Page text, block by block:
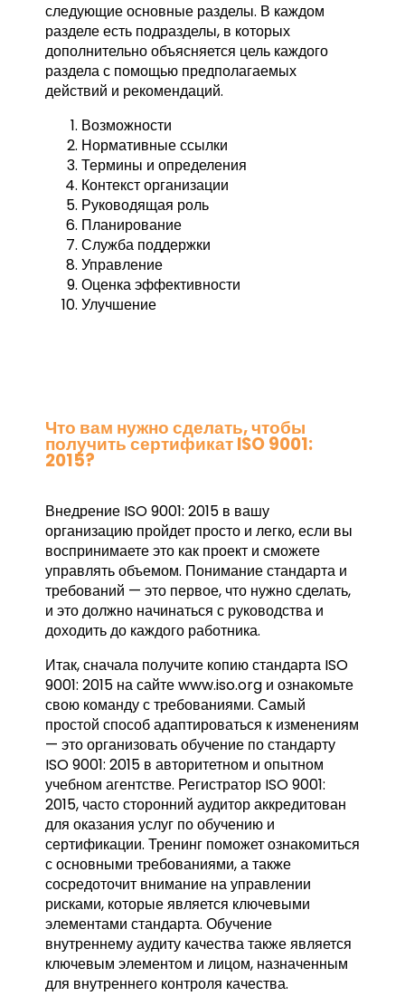
следующие основные разделы. В каждом
разделе есть подразделы, в которых
дополнительно объясняется цель каждого
раздела с помощью предполагаемых
действий и рекомендаций.
Возможности
Нормативные ссылки
Термины и определения
Контекст организации
Руководящая роль
Планирование
Служба поддержки
Управление
Оценка эффективности
Улучшение
Что вам нужно сделать, чтобы
получить сертификат ISO 9001:
2015?
Внедрение ISO 9001: 2015 в вашу
организацию пройдет просто и легко, если вы
воспринимаете это как проект и сможете
управлять объемом. Понимание стандарта и
требований — это первое, что нужно сделать,
и это должно начинаться с руководства и
доходить до каждого работника.
Итак, сначала получите копию стандарта ISO
9001: 2015 на сайте www.iso.org и ознакомьте
свою команду с требованиями. Самый
простой способ адаптироваться к изменениям
— это организовать обучение по стандарту
ISO 9001: 2015 в авторитетном и опытном
учебном агентстве. Регистратор ISO 9001:
2015, часто сторонний аудитор аккредитован
для оказания услуг по обучению и
сертификации. Тренинг поможет ознакомиться
с основными требованиями, а также
сосредоточит внимание на управлении
рисками, которые является ключевыми
элементами стандарта. Обучение
внутреннему аудиту качества также является
ключевым элементом и лицом, назначенным
для внутреннего контроля качества.